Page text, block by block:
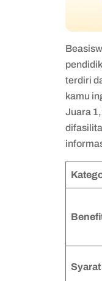
terdiri
kamu
Juara